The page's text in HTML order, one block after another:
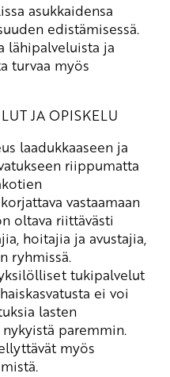
asukkaidensa
edistämisessä.
lähipalveluista ja
turvaa myös
JA OPISKELU
laadukkaaseen ja
riippumatta
vastaamaan
oltava riittävästi
hoitajia ja avustajia,
ryhmissä.
tukipalvelut
ei voi
lasten
paremmin.
myös